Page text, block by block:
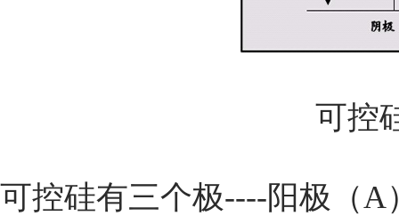
可控
可控硅有三个极----阳极（